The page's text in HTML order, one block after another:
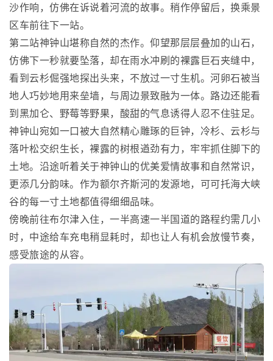
沙作响，仿佛在诉说着河流的故事。稍作停留后，换乘景
区车前往下一站。
第二站神钟山堪称自然的杰作。仰望那层层叠加的山石，
仿佛下一秒就要坠落，却在雨水冲刷的裸露巨石夹缝中，
看到云杉倔强地探出头来，不放过一寸生机。河卵石被当
地人巧妙地用来垒墙，与周边景致融为一体。路边还能看
到黑加仑、野莓等野果，酸甜的气息诱得人忍不住驻足。
神钟山宛如一口被大自然精心雕琢的巨钟，冷杉、云杉与
落叶松交织生长，裸露的树根遒劲有力，牢牢抓住脚下的
土地。沿途听着关于神钟山的优美爱情故事和自然常识，
更添几分韵味。作为额尔齐斯河的发源地，可可托海大峡
谷的每一寸土地都值得细细品味。
傍晚前往布尔津入住，一半高速一半国道的路程约需几小
时，中途给车充电稍显耗时，却也让人有机会放慢节奏，
感受旅途的从容。